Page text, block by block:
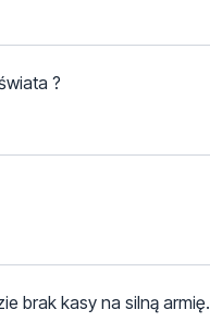
?
brak kasy na silną armię.